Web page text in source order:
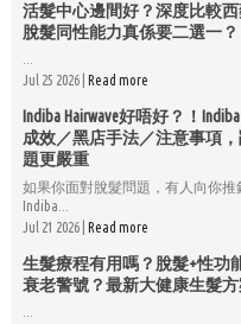
活髮中心邊間好？深度比較
脫髮同性能力真係要二選一？
Jul 25 2026 | Read more
Indiba Hairwave好唔好？！
成效／黑店手法／注意事項
題更嚴重
如果你面對脫髮問題，有人向你
Indiba...
Jul 21 2026 | Read more
生髮療程有用嗎？脫髮+性功
衰老警號？最新大健康生髮